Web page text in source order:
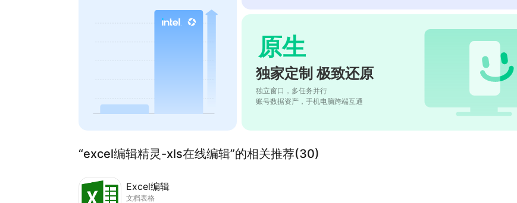
原生
独家定制 极致还原
独立窗口，多任务并行
账号数据资产，手机电脑跨端互通
“excel编辑精灵-xls在线编辑”的相关推荐(30)
Excel编辑
文档表格